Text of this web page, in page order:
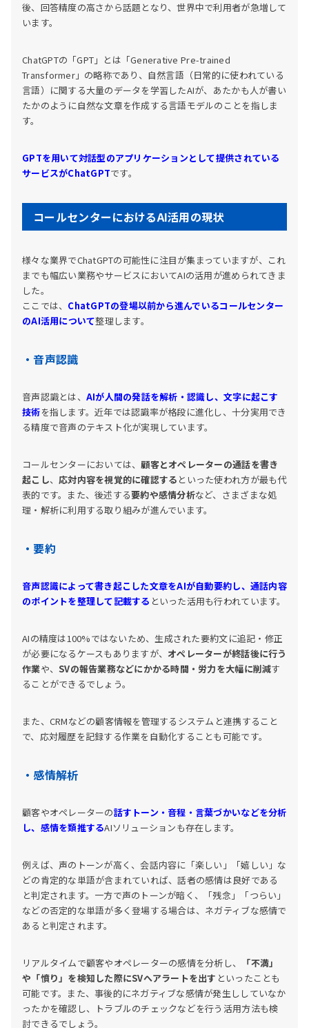
後、回答精度の高さから話題となり、世界中で利用者が急増して
います。
ChatGPTの「GPT」とは「Generative Pre-trained
Transformer」の略称であり、自然言語（日常的に使われている
言語）に関する大量のデータを学習したAIが、あたかも人が書い
たかのように自然な文章を作成する言語モデルのことを指しま
す。
GPTを用いて対話型のアプリケーションとして提供されている
サービスがChatGPTです。
コールセンターにおけるAI活用の現状
様々な業界でChatGPTの可能性に注目が集まっていますが、これ
までも幅広い業務やサービスにおいてAIの活用が進められてきま
した。
ここでは、 ChatGPTの登場以前から進んでいるコールセンター
のAI活用について整理します。
・音声認識
音声認識とは、 AIが人間の発話を解析・認識し、文字に起こす
技術を指します。近年では認識率が格段に進化し、十分実用でき
る精度で音声のテキスト化が実現しています。
コールセンターにおいては、顧客とオペレーターの通話を書き
起こし、応対内容を視覚的に確認する といった使われ方が最も代
表的です。また、後述する要約や感情分析など、さまざまな処
理・解析に利用する取り組みが進んでいます。
・要約
音声認識によって書き起こした文章をAIが自動要約し、通話内容
のポイントを整理して記載する といった活用も行われています。
AIの精度は100%ではないため、生成された要約文に追記・修正
が必要になるケースもありますが、 オペレーターが終話後に行う
作業や、SVの報告業務などにかかる時間・労力を大幅に削減す
ることができるでしょう。
また、CRMなどの顧客情報を管理するシステムと連携すること
で、応対履歴を記録する作業を自動化することも可能です。
・感情解析
顧客やオペレーターの話すトーン・音程・言葉づかいなどを分析
し、感情を類推するAIソリューションも存在します。
例えば、声のトーンが高く、会話内容に「楽しい」「嬉しい」な
どの肯定的な単語が含まれていれば、話者の感情は良好である
と判定されます。一方で声のトーンが暗く、「残念」「つらい」
などの否定的な単語が多く登場する場合は、ネガティブな感情で
あると判定されます。
リアルタイムで顧客やオペレーターの感情を分析し、
「不満」
や「憤り」を検知した際にSVへアラートを出す といったことも
可能です。また、事後的にネガティブな感情が発生ししていなか
ったかを確認し、トラブルのチェックなどを行う活用方法も検
討できるでしょう。